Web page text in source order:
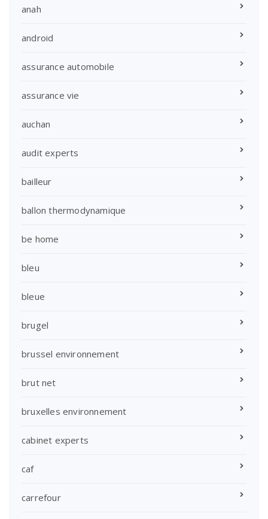
anah
android
assurance automobile
assurance vie
auchan
audit experts
bailleur
ballon thermodynamique
be home
bleu
bleue
brugel
brussel environnement
brut net
bruxelles environnement
cabinet experts
caf
carrefour